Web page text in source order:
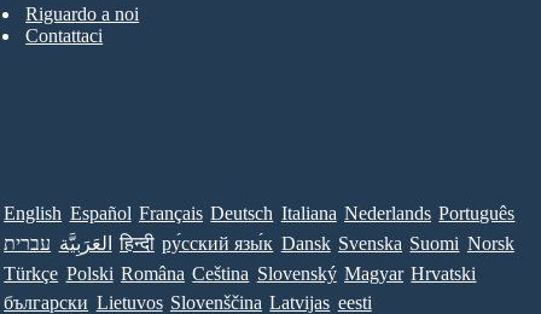
Riguardo a noi
Contattaci
English Español Français Deutsch Italiana Nederlands Português
עברית العَرَبِيَّة हिन्दी ру́сский язы́к Dansk Svenska Suomi Norsk
Türkçe Polski Româna Ceština Slovenský Magyar Hrvatski
български Lietuvos Slovenščina Latvijas eesti